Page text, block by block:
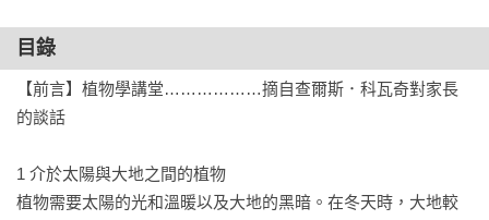
【本書特色】
1.充滿哲理、想像力、詩意的植物學
查爾斯．科瓦奇以充滿詩意、哲理與想像力的方式描述植物
界，將植物的演化過程比擬為孩子的成長歷程，讓讀者自然而
魂，讓我們更愛身邊的大自然。
目錄
【前言】植物學講堂………………摘自查爾斯．科瓦奇對家長
的談話
1 介於太陽與大地之間的植物
植物需要太陽的光和溫暖以及大地的黑暗。在冬天時，大地較